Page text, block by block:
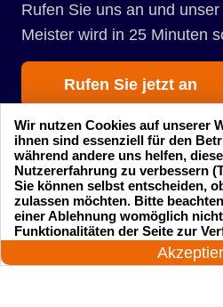
Rufen Sie uns an und
Meister wird in 25 Minuten
Rufen Sie jetzt an
Startseite
24 Stunden am Tag
Wir nutzen Cookies auf unserer
ihnen sind essenziell für den
während andere uns helfen,
Nutzererfahrung zu verbessern
Sie können selbst entscheiden,
zulassen möchten. Bitte
einer Ablehnung womöglich
Funktionalitäten der Seite zur